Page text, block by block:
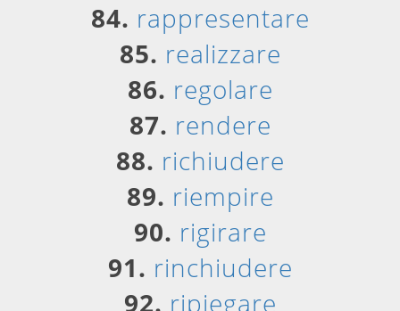
84. rappresentare
85. realizzare
86. regolare
87. rendere
88. richiudere
89. riempire
90. rigirare
91. rinchiudere
92. ripiegare